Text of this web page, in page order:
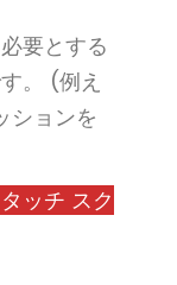
要とする
。 (例え
ションを
ッチ スク